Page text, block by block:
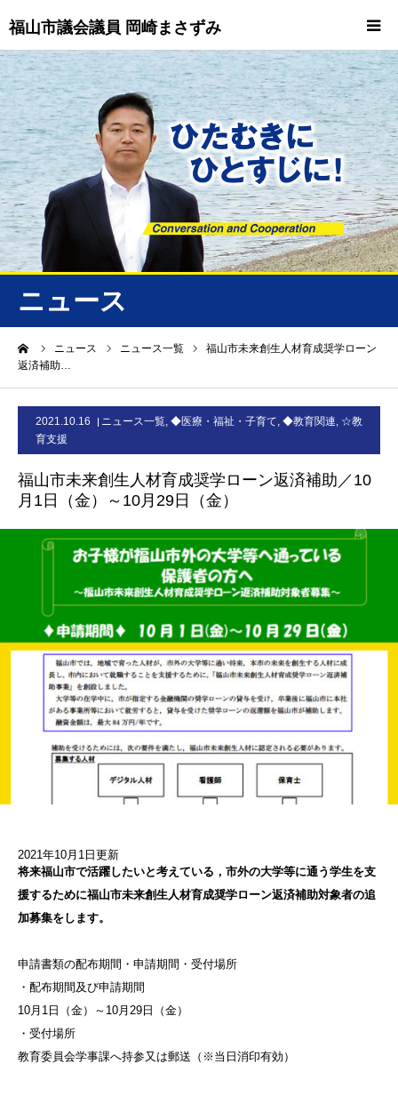
福山市議会議員 岡崎まさずみ
ニュース
ニュース ニュース一覧
福山市未来創生人材育成奨学ローン
返済補助…
2021.10.16 ニュース一覧, ◆医療・福祉・子育て, ◆教育関連, ☆教
育支援
福山市未来創生人材育成奨学ローン返済補助／10
月1日（金）～10月29日（金）
2021年10月1日更新
将来福山市で活躍したいと考えている，市外の大学等に通う学生を支
援するために福山市未来創生人材育成奨学ローン返済補助対象者の追
加募集をします。
申請書類の配布期間・申請期間・受付場所
・配布期間及び申請期間
10月1日（金）～10月29日（金）
・受付場所
教育委員会学事課へ持参又は郵送（※当日消印有効）
HOME
重要情報
プロフィール
ニュース/トピックス
ニュース
お問合せ